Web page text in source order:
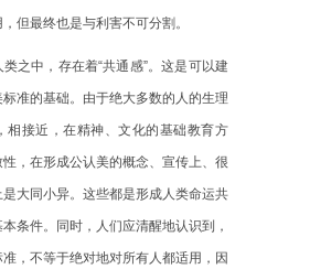
但最终也是与利害不可分割。
类之中，存在着“共通感”。这是可以建
准的基础。由于绝大多数的人的生理
相接近，在精神、文化的基础教育方
，在形成公认美的概念、宣传上、很
大同小异。这些都是形成人类命运共
条件。同时，人们应清醒地认识到，
，不等于绝对地对所有人都适用，因